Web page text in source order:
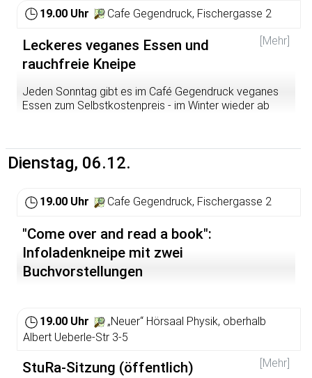
19.00 Uhr Cafe Gegendruck, Fischergasse 2
[Mehr]
Leckeres veganes Essen und
rauchfreie Kneipe
Jeden Sonntag gibt es im Café Gegendruck veganes
Essen zum Selbstkostenpreis - im Winter wieder ab
Dienstag, 06.12.
19.00 Uhr Cafe Gegendruck, Fischergasse 2
"Come over and read a book":
Infoladenkneipe mit zwei
Buchvorstellungen
19.00 Uhr
„Neuer“ Hörsaal Physik, oberhalb
Albert Ueberle-Str 3-5
[Mehr]
StuRa-Sitzung (öffentlich)